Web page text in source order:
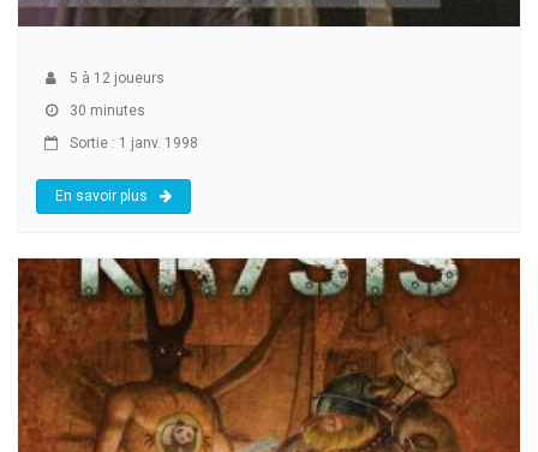
5 à 12 joueurs
30 minutes
Sortie : 1 janv. 1998
En savoir plus